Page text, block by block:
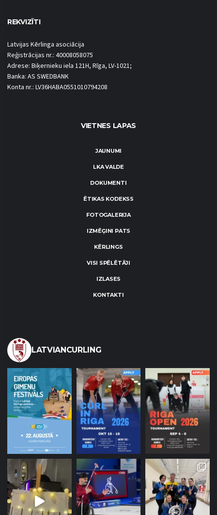
REKVIZĪTI
Latvijas Kērlinga asociācija
Reģistrācijas nr.: 40008058075
Adrese: Biķernieku iela 121H, Rīga, LV-1021;
Banka: AS SWEDBANK
Konta nr.: LV36HABA0551010794208
VIETNES LAPAS
JAUNUMI
LKA VALDE
DOKUMENTI
ĒTIKAS KODEKSS
FOTOGALERIJA
IZMĒĢINI PATS
KĒRLINGS
VISI SPĒLĒTĀJI
IZLASES
KONTAKTI
LATVIANCURLING